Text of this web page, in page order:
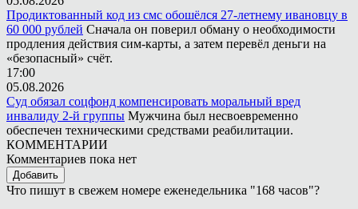
Продиктованный код из смс обошёлся 27-летнему ивановцу в
60 000 рублей Сначала он поверил обману о необходимости
продления действия сим-карты, а затем перевёл деньги на
«безопасный» счёт.
17:00
05.08.2026
Суд обязал соцфонд компенсировать моральный вред
инвалиду 2-й группы Мужчина был несвоевременно
обеспечен техническими средствами реабилитации.
КОММЕНТАРИИ
Комментариев пока нет
Добавить
Что пишут в свежем номере еженедельника "168 часов"?